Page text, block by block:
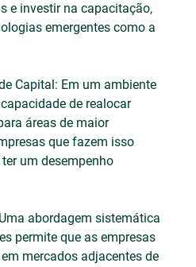
e investir na capacitação,
emergentes como a
Capital: Em um ambiente
de realocar
áreas de maior
que fazem isso
um desempenho
abordagem sistemática
permite que as empresas
mercados adjacentes de